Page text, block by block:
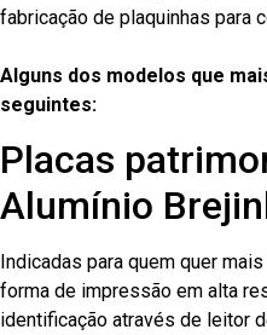
fabricação de plaquinhas para
Alguns dos modelos que
seguintes:
Placas
Alumínio
Indicadas para quem quer
forma de impressão em alta
identificação através de leitor